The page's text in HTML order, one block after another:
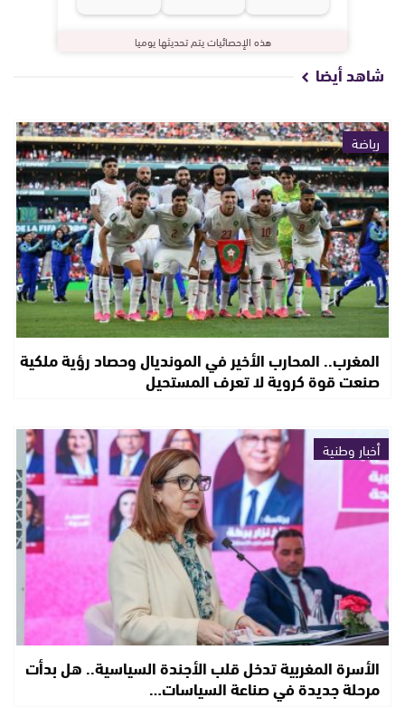
هذه الإحصائيات يتم تحديثها يوميا
شاهد أيضا
رياضة
المغرب.. المحارب الأخير في المونديال وحصاد رؤية ملكية
صنعت قوة كروية لا تعرف المستحيل
أخبار وطنية
الأسرة المغربية تدخل قلب الأجندة السياسية.. هل بدأت
مرحلة جديدة في صناعة السياسات…